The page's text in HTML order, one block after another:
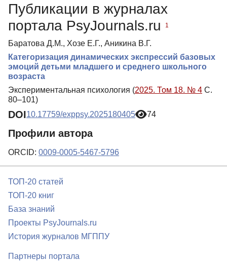
Публикации в журналах
портала PsyJournals.ru
1
Баратова Д.М., Хозе Е.Г., Аникина В.Г.
Категоризация динамических экспрессий базовых
эмоций детьми младшего и среднего школьного
возраста
Экспериментальная психология (2025. Том 18. № 4 С.
80–101)
DOI10.17759/exppsy.2025180405 74
Профили автора
ORCID: 0009-0005-5467-5796
ТОП-20 статей
ТОП-20 книг
База знаний
Проекты PsyJournals.ru
История журналов МГППУ
Партнеры портала